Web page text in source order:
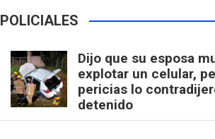
POLICIALES
Dijo que su esposa
explotar un celular,
pericias lo
detenido